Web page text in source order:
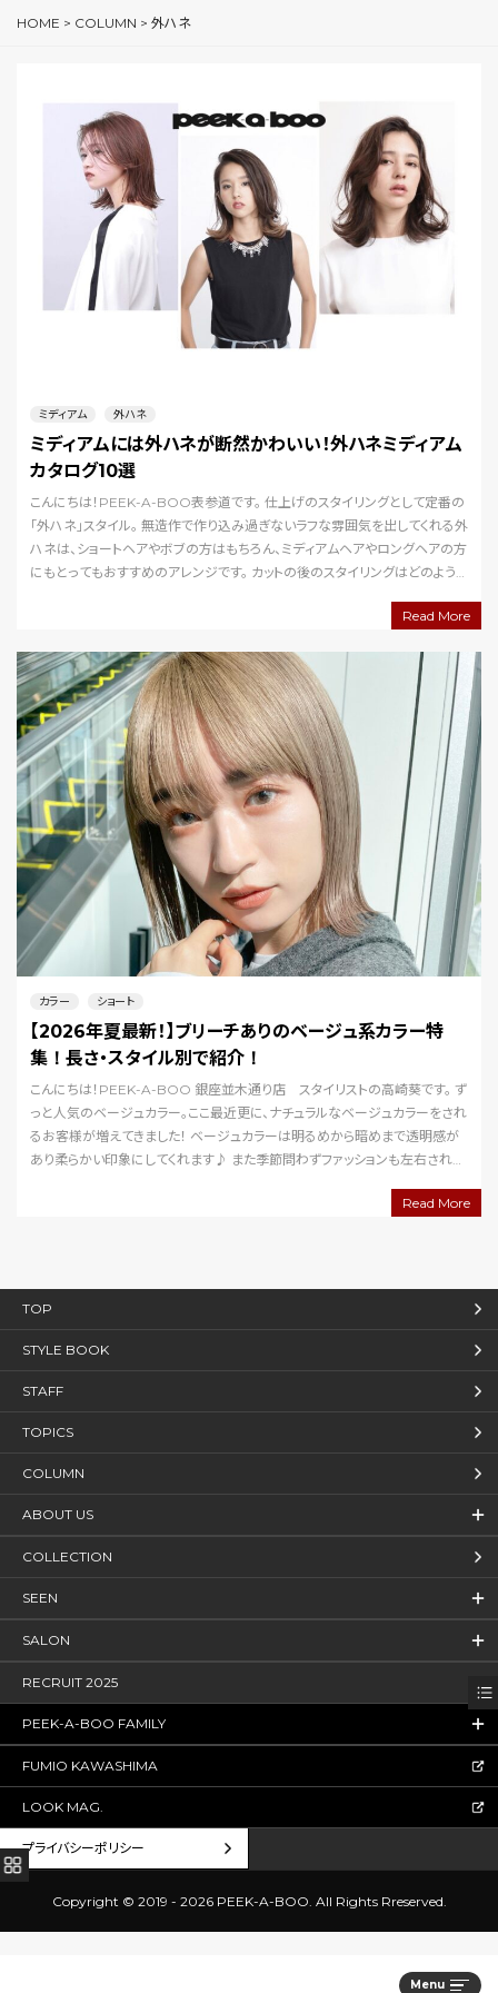
Menu
HOME > COLUMN > 外ハネ
ミディアム 外ハネ
ミディアムには外ハネが断然かわいい！外ハネミディアム
カタログ10選
こんにちは！PEEK-A-BOO表参道です。 仕上げのスタイリングとして定番の
「外ハネ」スタイル。 無造作で作り込み過ぎないラフな雰囲気を出してくれる外
ハネは、ショートヘアやボブの方はもちろん、ミディアムヘアやロングヘアの方
にもとってもおすすめのアレンジです。 カットの後のスタイリングはどのよう
Read More
カラー ショート
【2026年夏最新！】ブリーチありのベージュ系カラー特
集！長さ・スタイル別で紹介！
こんにちは！PEEK-A-BOO 銀座並木通り店 スタイリストの高崎葵です。 ず
っと人気のベージュカラー。ここ最近更に、ナチュラルなベージュカラーをされ
るお客様が増えてきました！ ベージュカラーは明るめから暗めまで透明感が
あり柔らかい印象にしてくれます♪ また季節問わずファッションも左右されに
Read More
TOP
STYLE BOOK
STAFF
TOPICS
COLUMN
ABOUT US
COLLECTION
SEEN
SALON
RECRUIT 2025
PEEK-A-BOO FAMILY
FUMIO KAWASHIMA
LOOK MAG.
プライバシーポリシー
Copyright © 2019 - 2026 PEEK-A-BOO. All Rights Rreserved.